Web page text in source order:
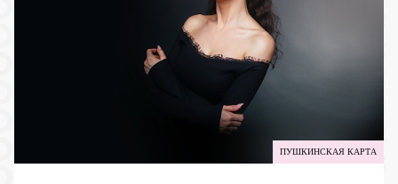
ПУШКИНСКАЯ КАРТА